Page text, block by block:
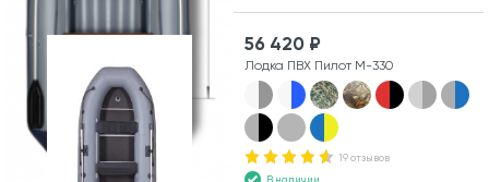
56 420 ₽
Лодка ПВХ Пилот М-330
19 отзывов
В наличии